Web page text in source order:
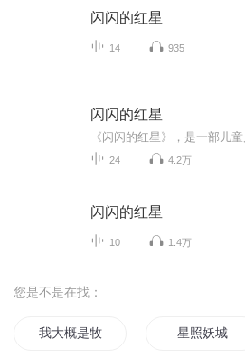
闪闪的红星
14 935
闪闪的红星
24 4.2万
闪闪的红星
10 1.4万
您是不是在找：
我大概是牧师 星照妖城